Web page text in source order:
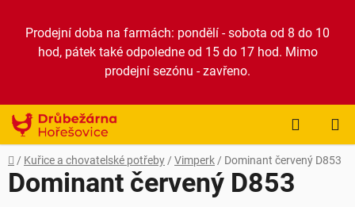
obsah
Prodejní doba na farmách: pondělí - sobota od 8 do 10
hod, pátek také odpoledne od 15 do 17 hod. Mimo
prodejní sezónu - zavřeno.
KOŠÍK
Domů
/ Kuřice a chovatelské potřeby / Vimperk / Dominant červený D853
Dominant červený D853